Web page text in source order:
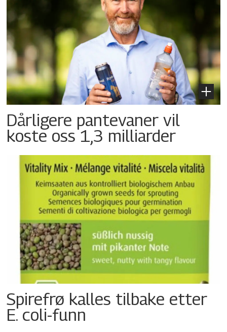
Dårligere pantevaner vil
koste oss 1,3 milliarder
Spirefrø kalles tilbake etter
E. coli-funn